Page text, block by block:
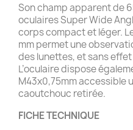
Son champ apparent de
oculaires Super Wide
corps compact et léger.
mm permet une
des lunettes, et sans
L’oculaire dispose
M43x0,75mm accessible
caoutchouc retirée.
FICHE TECHNIQUE